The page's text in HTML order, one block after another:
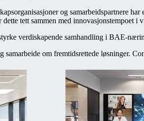
og samarbeidspartnere
tett sammen med innovasjonstempoet i
verdiskapende samhandling i BAE-
om fremtidsrettede løsninger.